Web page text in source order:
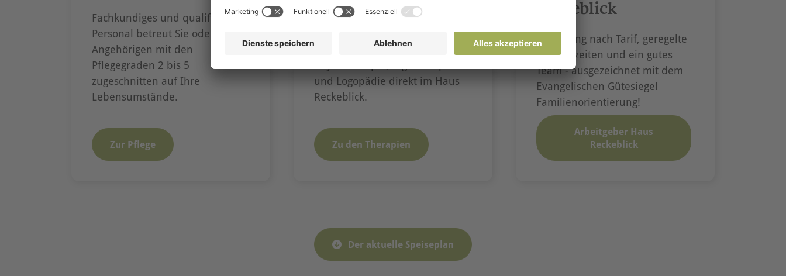
Fachkundiges und qualifiziertes
Personal betreut Sie oder Ihre
Angehörigen mit den
Pflegegraden 2 bis 5
zugeschnitten auf Ihre
Lebensumstände.
Zur Pflege
Ein vielschichtiges
Therapieangebot für Bewohner
der Einrichtung mit Praxen für
und Logopädie direkt im Haus
Reckeblick.
Zu den Therapien
Reckeblick
Bezahlung nach Tarif, geregelte
Urlaubszeiten und ein gutes
Team - ausgezeichnet mit dem
Evangelischen Gütesiegel
Familienorientierung!
Arbeitgeber Haus
Reckeblick
Der aktuelle Speiseplan